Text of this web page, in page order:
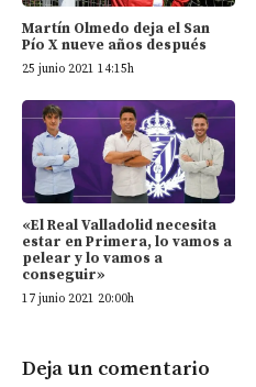
Martín Olmedo deja el San
Pío X nueve años después
25 junio 2021 14:15h
«El Real Valladolid necesita
estar en Primera, lo vamos a
pelear y lo vamos a
conseguir»
17 junio 2021 20:00h
Deja un comentario